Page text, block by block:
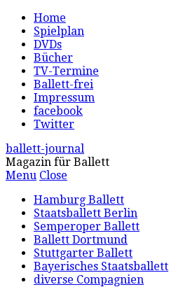
Home
Spielplan
DVDs
Bücher
TV-Termine
Ballett-frei
Impressum
facebook
Twitter
ballett-journal
Magazin für Ballett
Menu Close
Hamburg Ballett
Staatsballett Berlin
Semperoper Ballett
Ballett Dortmund
Stuttgarter Ballett
Bayerisches Staatsballett
diverse Compagnien